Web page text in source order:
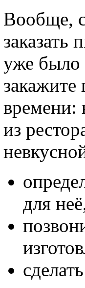
Вообще,
уже было
закажите
времени:
из
для